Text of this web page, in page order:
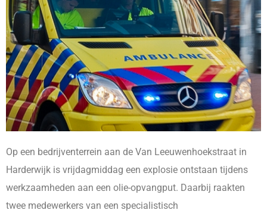
Op een bedrijventerrein aan de Van Leeuwenhoekstraat in
Harderwijk is vrijdagmiddag een explosie ontstaan tijdens
werkzaamheden aan een olie-opvangput. Daarbij raakten
twee medewerkers van een specialistisch